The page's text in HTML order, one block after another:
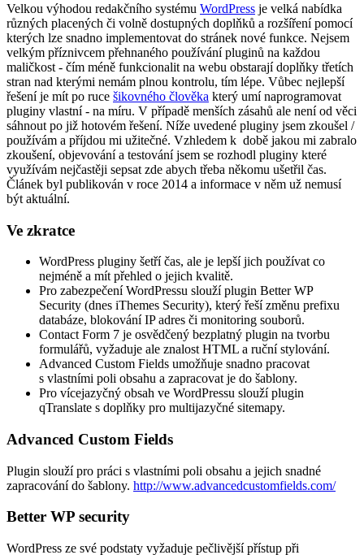
Velkou výhodou redakčního systému WordPress je velká nabídka
různých placených či volně dostupných doplňků a rozšíření pomocí
kterých lze snadno implementovat do stránek nové funkce. Nejsem
velkým příznivcem přehnaného používání pluginů na každou
maličkost - čím méně funkcionalit na webu obstarají doplňky třetích
stran nad kterými nemám plnou kontrolu, tím lépe. Vůbec nejlepší
řešení je mít po ruce šikovného člověka který umí naprogramovat
pluginy vlastní - na míru. V případě menších zásahů ale není od věci
sáhnout po již hotovém řešení. Níže uvedené pluginy jsem zkoušel /
používám a příjdou mi užitečné. Vzhledem k době jakou mi zabralo
zkoušení, objevování a testování jsem se rozhodl pluginy které
využívám nejčastěji sepsat zde abych třeba někomu ušetřil čas.
Článek byl publikován v roce 2014 a informace v něm už nemusí
být aktuální.
Ve zkratce
WordPress pluginy šetří čas, ale je lepší jich používat co
nejméně a mít přehled o jejich kvalitě.
Pro zabezpečení WordPressu slouží plugin Better WP
Security (dnes iThemes Security), který řeší změnu prefixu
databáze, blokování IP adres či monitoring souborů.
Contact Form 7 je osvědčený bezplatný plugin na tvorbu
formulářů, vyžaduje ale znalost HTML a ruční stylování.
Advanced Custom Fields umožňuje snadno pracovat
s vlastními poli obsahu a zapracovat je do šablony.
Pro vícejazyčný obsah ve WordPressu slouží plugin
qTranslate s doplňky pro multijazyčné sitemapy.
Advanced Custom Fields
Plugin slouží pro práci s vlastními poli obsahu a jejich snadné
zapracování do šablony. http://www.advancedcustomfields.com/
Better WP security
WordPress ze své podstaty vyžaduje pečlivější přístup při